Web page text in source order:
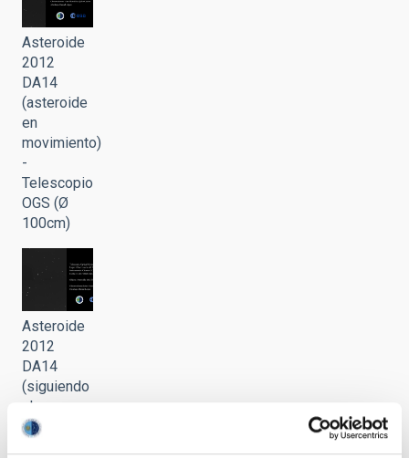
Asteroide
2012
DA14
(asteroide
en
movimiento)
-
Telescopio
OGS (Ø
100cm)
Asteroide
2012
DA14
(siguiendo
al
asteroide)